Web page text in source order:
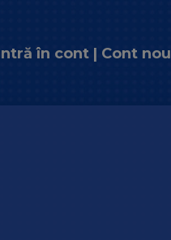
în cont | Cont nou